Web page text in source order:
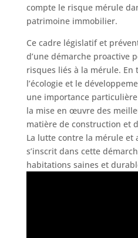
compte le risque mérule
patrimoine immobilier.
Ce cadre législatif et
d’une démarche proactive
risques liés à la mérule.
l’écologie et le
une importance
la mise en œuvre des
matière de construction et
La lutte contre la mérule et
s’inscrit dans cette
habitations saines et